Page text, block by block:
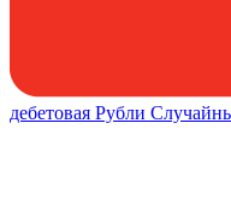
дебетовая Рубли